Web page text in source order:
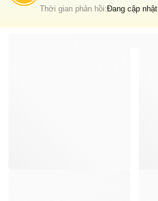
Thời gian phản hồi:Đang cập nhật